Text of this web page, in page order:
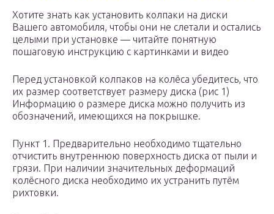
Хотите знать как установить колпаки на диски
Вашего автомобиля, чтобы они не слетали и остались
целыми при установке — читайте понятную
пошаговую инструкцию с картинками и видео
Перед установкой колпаков на колёса убедитесь, что
их размер соответствует размеру диска (рис 1)
Информацию о размере диска можно получить из
обозначений, имеющихся на покрышке.
Пункт 1. Предварительно необходимо тщательно
отчистить внутреннюю поверхность диска от пыли и
грязи. При наличии значительных деформаций
колёсного диска необходимо их устранить путём
рихтовки.